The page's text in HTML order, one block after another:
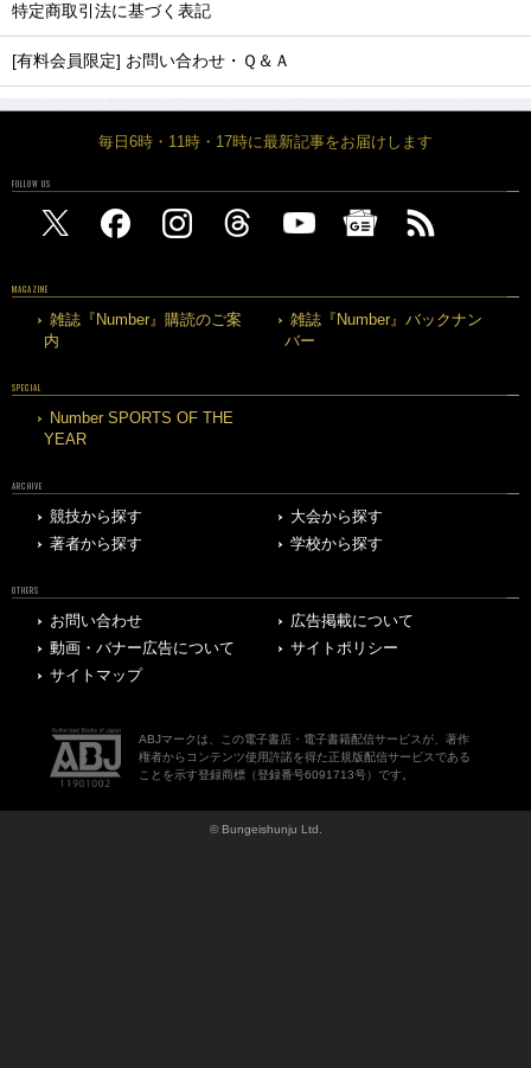
特定商取引法に基づく表記
[有料会員限定] お問い合わせ・Ｑ＆Ａ
毎日6時・11時・17時に最新記事をお届けします
FOLLOW US
MAGAZINE
雑誌『Number』購読のご案
内
雑誌『Number』バックナン
バー
SPECIAL
Number SPORTS OF THE
YEAR
ARCHIVE
競技から探す
大会から探す
著者から探す
学校から探す
OTHERS
お問い合わせ
広告掲載について
動画・バナー広告について
サイトポリシー
サイトマップ
ABJマークは、この電子書店・電子書籍配信サービスが、著作
権者からコンテンツ使用許諾を得た正規版配信サービスである
ことを示す登録商標（登録番号6091713号）です。
© Bungeishunju Ltd.